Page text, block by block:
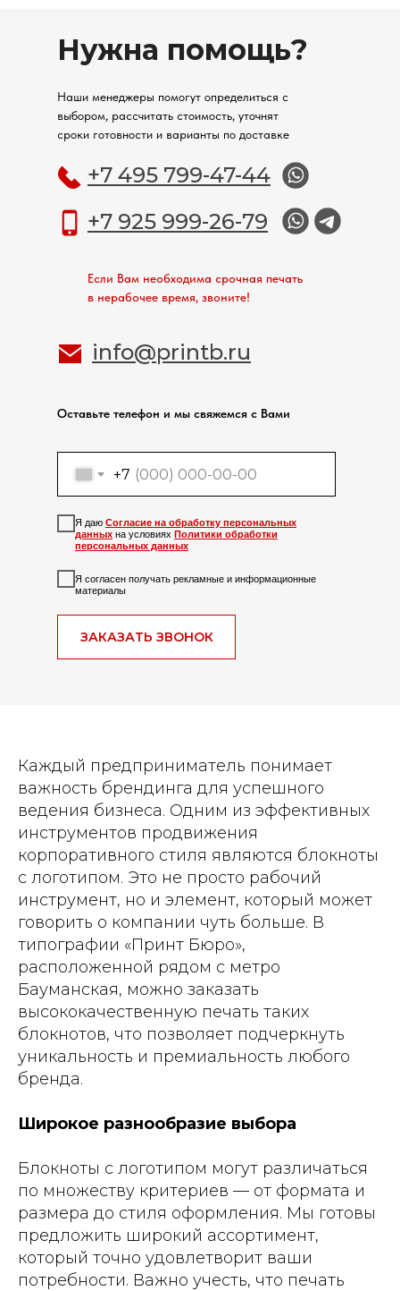
Нужна помощь?
Наши менеджеры помогут определиться с
выбором, рассчитать стоимость, уточнят
сроки готовности и варианты по доставке
Оставьте телефон и мы свяжемся с Вами
+7 495 799-47-44
info@printb.ru
Если Вам необходима срочная печать
в нерабочее время, звоните!
+7
Я даю Согласие на обработку персональных
данных на условиях Политики обработки
персональных данных
Я согласен получать рекламные и информационные
материалы
ЗАКАЗАТЬ ЗВОНОК
+7 925 999-26-79
Каждый предприниматель понимает
важность брендинга для успешного
ведения бизнеса. Одним из эффективных
инструментов продвижения
корпоративного стиля являются блокноты
с логотипом. Это не просто рабочий
инструмент, но и элемент, который может
говорить о компании чуть больше. В
типографии «Принт Бюро»,
расположенной рядом с метро
Бауманская, можно заказать
высококачественную печать таких
блокнотов, что позволяет подчеркнуть
уникальность и премиальность любого
бренда.
Широкое разнообразие выбора
Блокноты с логотипом могут различаться
по множеству критериев — от формата и
размера до стиля оформления. Мы готовы
предложить широкий ассортимент,
который точно удовлетворит ваши
потребности. Важно учесть, что печать